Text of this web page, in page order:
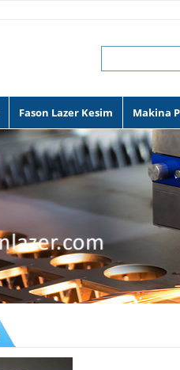
Fason Lazer Kesim Makina